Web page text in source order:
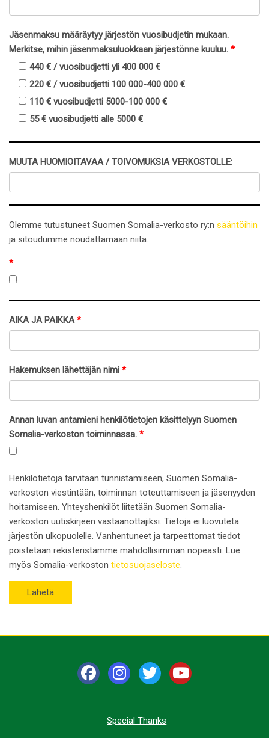
Jäsenmaksu määräytyy järjestön vuosibudjetin mukaan.
Merkitse, mihin jäsenmaksuluokkaan järjestönne kuuluu. *
440 € / vuosibudjetti yli 400 000 €
220 € / vuosibudjetti 100 000-400 000 €
110 € vuosibudjetti 5000-100 000 €
55 € vuosibudjetti alle 5000 €
MUUTA HUOMIOITAVAA / TOIVOMUKSIA VERKOSTOLLE:
Olemme tutustuneet Suomen Somalia-verkosto ry:n sääntöihin
ja sitoudumme noudattamaan niitä.
*
AIKA JA PAIKKA*
Hakemuksen lähettäjän nimi *
Annan luvan antamieni henkilötietojen käsittelyyn Suomen
Somalia-verkoston toiminnassa. *
Henkilötietoja tarvitaan tunnistamiseen, Suomen Somalia-
verkoston viestintään, toiminnan toteuttamiseen ja jäsenyyden
hoitamiseen. Yhteyshenkilöt liitetään Suomen Somalia-
verkoston uutiskirjeen vastaanottajiksi. Tietoja ei luovuteta
järjestön ulkopuolelle. Vanhentuneet ja tarpeettomat tiedot
poistetaan rekisteristämme mahdollisimman nopeasti. Lue
myös Somalia-verkoston tietosuojaseloste.
Special Thanks